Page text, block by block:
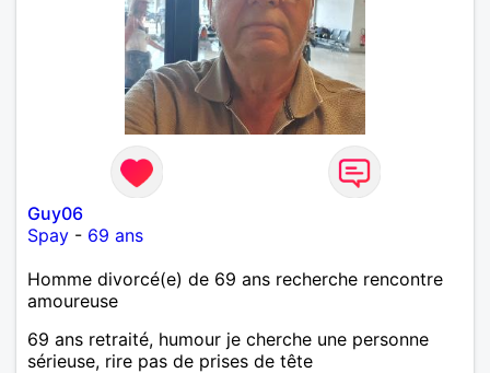
Guy06
Spay - 69 ans
Homme divorcé(e) de 69 ans recherche rencontre
amoureuse
69 ans retraité, humour je cherche une personne
sérieuse, rire pas de prises de tête